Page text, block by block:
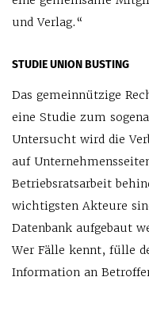
und Verlag.“
STUDIE UNION BUSTING
Das gemeinnützige
eine Studie zum
Untersucht wird die
auf
Betriebsratsarbeit
wichtigsten Akteure
Datenbank aufgebaut
Wer Fälle kennt, fülle
Information an